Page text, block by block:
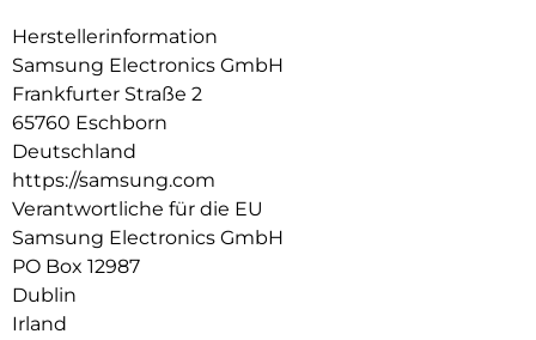
Herstellerinformation
Samsung Electronics GmbH
Frankfurter Straße 2
65760 Eschborn
Deutschland
https://samsung.com
Verantwortliche für die EU
Samsung Electronics GmbH
PO Box 12987
Dublin
Irland